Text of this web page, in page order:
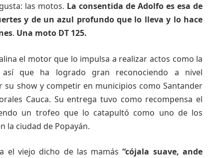
las motos. La consentida de Adolfo es esa de
y de un azul profundo que lo lleva y lo hace
. Una moto DT 125.
el motor que lo impulsa a realizar actos como la
que ha logrado gran reconociendo a nivel
show y competir en municipios como Santander
Cauca. Su entrega tuvo como recompensa el
un trofeo que lo catapultó como uno de los
la ciudad de Popayán.
el viejo dicho de las mamás“cójala suave, ande